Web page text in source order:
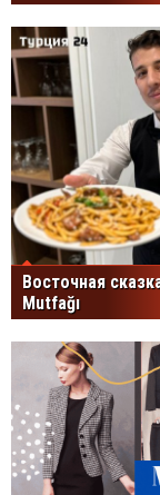
Восточная
Mutfağı